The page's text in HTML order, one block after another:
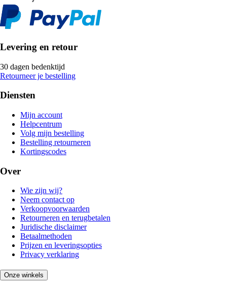
Levering en retour
30 dagen bedenktijd
Retourneer je bestelling
Diensten
Mijn account
Helpcentrum
Volg mijn bestelling
Bestelling retourneren
Kortingscodes
Over
Wie zijn wij?
Neem contact op
Verkoopvoorwaarden
Retourneren en terugbetalen
Juridische disclaimer
Betaalmethoden
Prijzen en leveringsopties
Privacy verklaring
Onze winkels